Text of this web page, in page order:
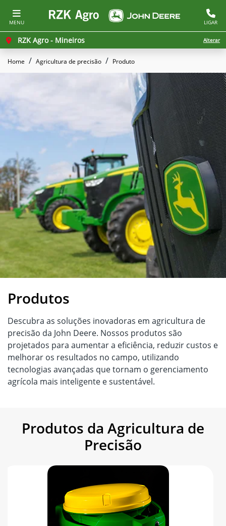
MENU LIGAR
RZK Agro - Mineiros Alterar
Home Agricultura de precisão Produto
Produtos
Descubra as soluções inovadoras em agricultura de
precisão da John Deere. Nossos produtos são
projetados para aumentar a eficiência, reduzir custos e
melhorar os resultados no campo, utilizando
tecnologias avançadas que tornam o gerenciamento
agrícola mais inteligente e sustentável.
Produtos da Agricultura de
Precisão